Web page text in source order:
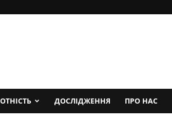
ДОСЛІДЖЕННЯ ПРО НАС